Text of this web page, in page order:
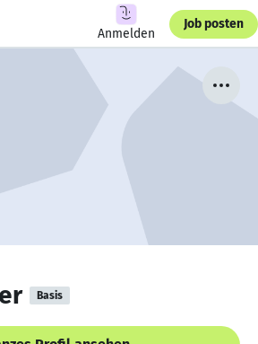
Anmelden
Job posten
Basis